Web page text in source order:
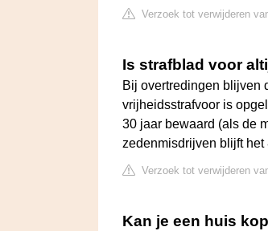
Verzoek tot verwijderen
Is strafblad voor
Bij overtredingen blijven
vrijheidsstrafvoor is
30 jaar bewaard (als de
zedenmisdrijven blijft het
Verzoek tot verwijderen
Kan je een huis